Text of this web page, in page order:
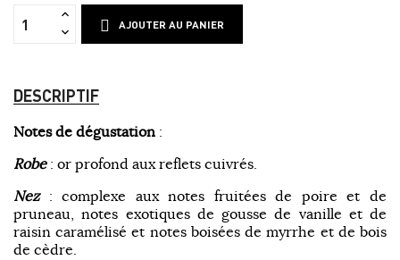
AJOUTER AU PANIER
DESCRIPTIF
Notes de dégustation :
Robe: or profond aux reflets cuivrés.
Nez: complexe aux notes fruitées de poire et de
pruneau, notes exotiques de gousse de vanille et de
raisin caramélisé et notes boisées de myrrhe et de bois
de cèdre.